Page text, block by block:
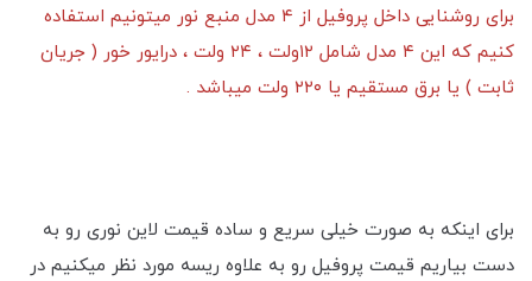
برای روشنایی داخل پروفیل از ۴ مدل منبع نور میتونیم استفاده
کنیم که این ۴ مدل شامل ۱۲ولت ، ۲۴ ولت ، درایور خور ( جریان
ثابت ) یا برق مستقیم یا ۲۲۰ ولت میباشد .
برای اینکه به صورت خیلی سریع و ساده قیمت لاین نوری رو به
دست بیاریم قیمت پروفیل رو به علاوه ریسه مورد نظر میکنیم در